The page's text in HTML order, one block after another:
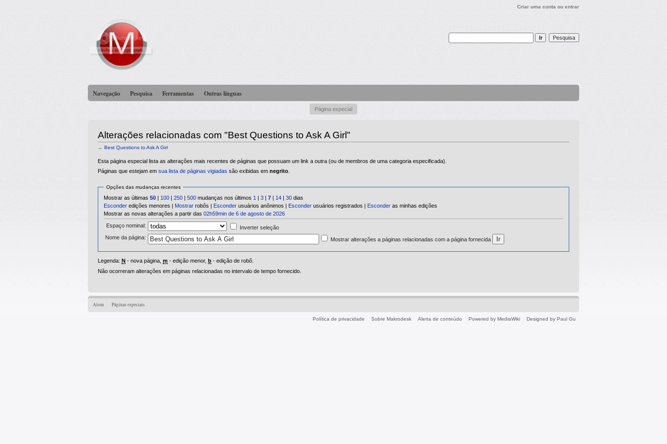
Criar uma conta ou entrar
Navegação Pesquisa Ferramentas Outras línguas
Página especial
Alterações relacionadas com "Best Questions to Ask A Girl"
← Best Questions to Ask A Girl
Esta página especial lista as alterações mais recentes de páginas que possuam um link a outra (ou de membros de uma categoria especificada).
Páginas que estejam em sua lista de páginas vigiadas são exibidas em negrito
Opções das mudanças recentes
Mostrar as últimas 50 | 100 | 250 | 500 mudanças nos últimos 1 | 3 | 7 | 14 | 30 dias
Esconder edições menores | Mostrar robôs | Esconder usuários anônimos | Esconder usuários registrados | Esconder as minhas edições
Mostrar as novas alterações a partir das 02h59min de 6 de agosto de 2026
Espaço nominal:
Inverter seleção
Nome da página:
Mostrar alterações a páginas relacionadas com a página fornecida
Legenda: N - nova página, m - edição menor, b - edição de robô.
Não ocorreram alterações em páginas relacionadas no intervalo de tempo fornecido.
Atom Páginas especiais
Política de privacidade Sobre Makrodesk Alerta de conteúdo Powered by MediaWiki Designed by Paul Gu